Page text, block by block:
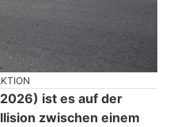
ist es auf der
zwischen einem